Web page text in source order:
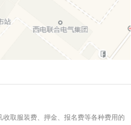
取服装费、押金、报名费等各种费用的